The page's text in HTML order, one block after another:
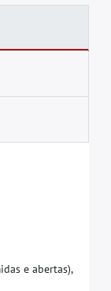
idas e abertas),